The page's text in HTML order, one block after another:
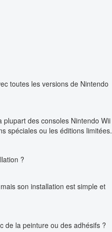
toutes les versions de Nintendo
des consoles Nintendo Wii
spéciales ou les éditions limitées.
?
son installation est simple et
de la peinture ou des adhésifs ?